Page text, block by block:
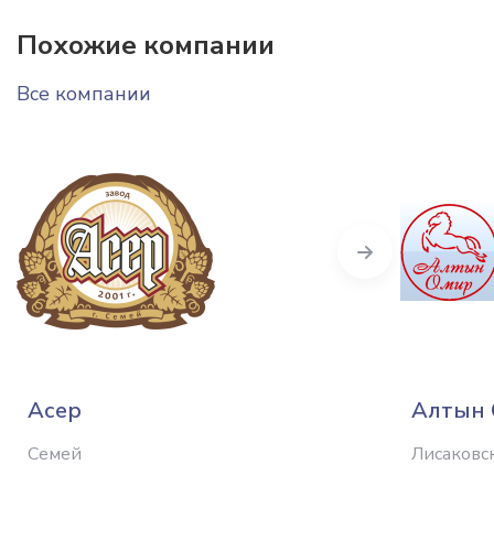
Похожие компании
Все компании
Асер
Семей
Алтын
Next